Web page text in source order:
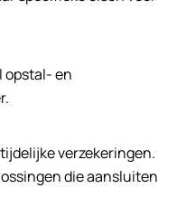
opstal- en
verzekeringen.
die aansluiten